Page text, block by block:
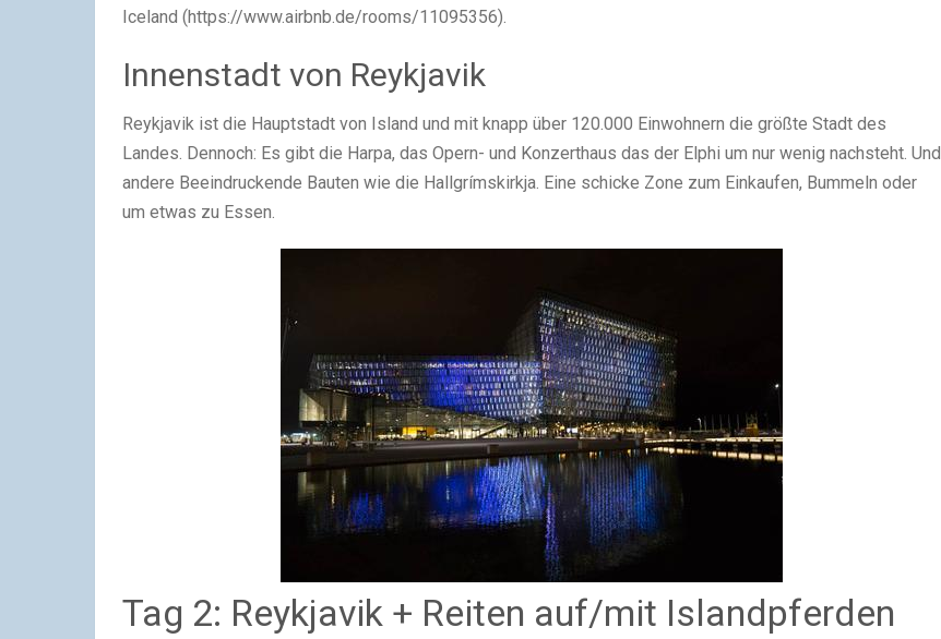
Iceland (https://www.airbnb.de/rooms/11095356).
Innenstadt von Reykjavik
Reykjavik ist die Hauptstadt von Island und mit knapp über 120.000 Einwohnern die größte Stadt des
Landes. Dennoch: Es gibt die Harpa, das Opern- und Konzerthaus das der Elphi um nur wenig nachsteht. Und
andere Beeindruckende Bauten wie die Hallgrímskirkja. Eine schicke Zone zum Einkaufen, Bummeln oder
um etwas zu Essen.
Tag 2: Reykjavik + Reiten auf/mit Islandpferden